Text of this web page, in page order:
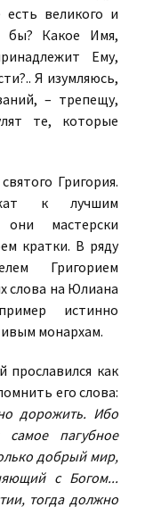
великого и
бы? Какое Имя,
Ему,
Я изумляюсь,
– трепещу,
те, которые
Григория.
к лучшим
они мастерски
кратки. В ряду
Григорием
слова на Юлиана
истинно
монархам.
прославился как
его слова:
дорожить. Ибо
самое пагубное
добрый мир,
с Богом...
тогда должно